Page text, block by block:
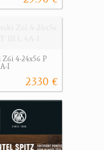
Z6i 4-24x56 P
I
2330 €